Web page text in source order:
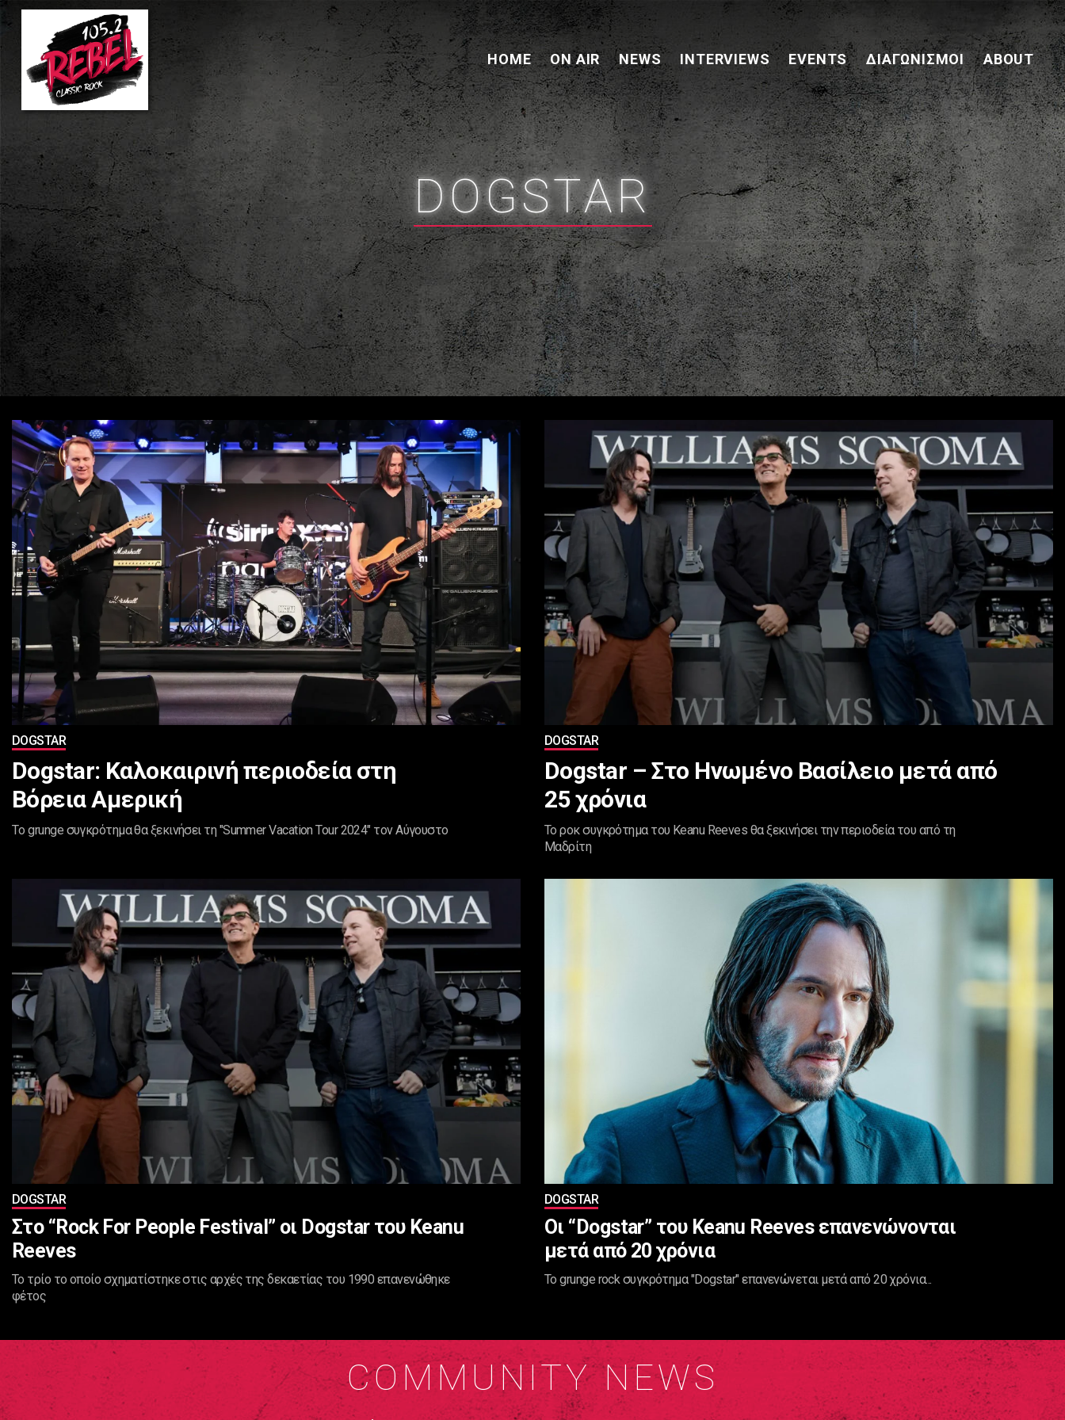
HOME ON AIR NEWS INTERVIEWS EVENTS ΔΙΑΓΩΝΙΣΜΟΊ ABOUT
DOGSTAR
DOGSTAR
Dogstar: Kαλοκαιρινή περιοδεία στη
Βόρεια Αμερική
Tο grunge συγκρότημα θα ξεκινήσει τη "Summer Vacation Tour 2024" τον Αύγουστο
DOGSTAR
Dogstar – Στο Ηνωμένο Βασίλειο μετά από
25 χρόνια
Το ροκ συγκρότημα του Keanu Reeves θα ξεκινήσει την περιοδεία του από τη
Μαδρίτη
DOGSTAR
Στο “Rock For People Festival” οι Dogstar του Keanu
Reeves
Το τρίο το οποίο σχηματίστηκε στις αρχές της δεκαετίας του 1990 επανενώθηκε
φέτος
DOGSTAR
Oι “Dogstar” του Keanu Reeves επανενώνονται
μετά από 20 χρόνια
Το grunge rock συγκρότημα "Dogstar" επανενώνεται μετά από 20 χρόνια...
COMMUNITY NEWS